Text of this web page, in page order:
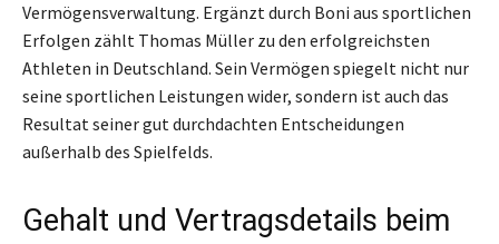
Vermögensverwaltung. Ergänzt durch Boni aus sportlichen
Erfolgen zählt Thomas Müller zu den erfolgreichsten
Athleten in Deutschland. Sein Vermögen spiegelt nicht nur
seine sportlichen Leistungen wider, sondern ist auch das
Resultat seiner gut durchdachten Entscheidungen
außerhalb des Spielfelds.
Gehalt und Vertragsdetails beim